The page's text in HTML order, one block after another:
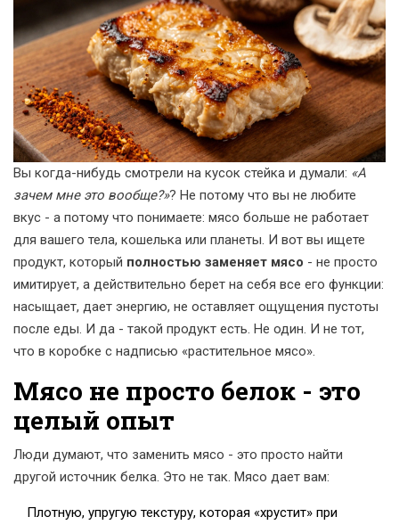
Вы когда-нибудь смотрели на кусок стейка и думали: «А
зачем мне это вообще?»? Не потому что вы не любите
вкус - а потому что понимаете: мясо больше не работает
для вашего тела, кошелька или планеты. И вот вы ищете
продукт, который полностью заменяет мясо - не просто
имитирует, а действительно берет на себя все его функции:
насыщает, дает энергию, не оставляет ощущения пустоты
после еды. И да - такой продукт есть. Не один. И не тот,
что в коробке с надписью «растительное мясо».
Мясо не просто белок - это
целый опыт
Люди думают, что заменить мясо - это просто найти
другой источник белка. Это не так. Мясо дает вам:
Плотную, упругую текстуру, которая «хрустит» при